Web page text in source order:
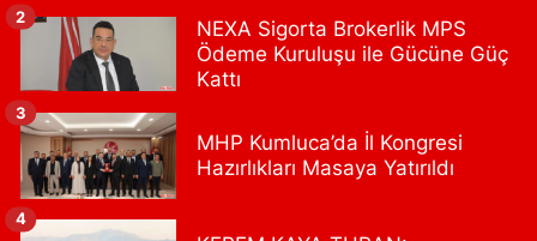
Mimar Sinan Merkez Mahallesi Bayar Sokak No:35 A MİMARSİNAN
DEVLET HASTANESİNİN ÜST GEÇİDİNDEN KARŞI YOLA GEÇİNCE
200M YÜRÜME MESAFESİ
0 (551) 362 34 77 Yol Tarifi Al
Ümit Eczanesi
Merkez Mahallesi Eski Edirne Cad. No:1175 A Arnavutköy Tıp
Merkezi bitişiği. Faruk Güllüoğlu ve Flo ayakkabıcılık karşısı.
Arnavutkoy Devlet Hastahanesine 1 dakika yürüme mesafesi
NEXA Sigorta Brokerlik MPS
Ödeme Kuruluşu ile Gücüne Güç
Kattı
2
MHP Kumluca’da İl Kongresi
Hazırlıkları Masaya Yatırıldı
3
4